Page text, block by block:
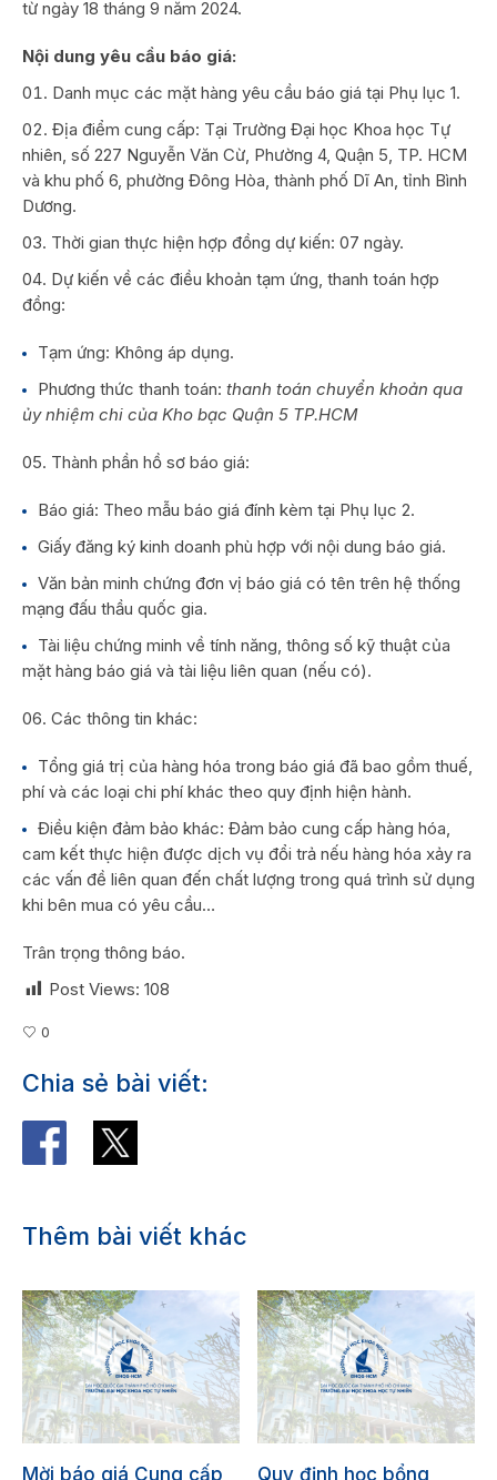
từ ngày 18 tháng 9 năm 2024.
Nội dung yêu cầu báo giá:
Danh mục các mặt hàng yêu cầu báo giá tại Phụ lục 1.
Địa điểm cung cấp: Tại Trường Đại học Khoa học Tự
nhiên, số 227 Nguyễn Văn Cừ, Phường 4, Quận 5, TP. HCM
và khu phố 6, phường Đông Hòa, thành phố Dĩ An, tỉnh Bình
Dương.
Thời gian thực hiện hợp đồng dự kiến: 07 ngày.
Dự kiến về các điều khoản tạm ứng, thanh toán hợp
đồng:
Tạm ứng: Không áp dụng.
Phương thức thanh toán: thanh toán chuyển khoản qua
ủy nhiệm chi của Kho bạc Quận 5 TP.HCM
Thành phần hồ sơ báo giá:
Báo giá: Theo mẫu báo giá đính kèm tại Phụ lục 2.
Giấy đăng ký kinh doanh phù hợp với nội dung báo giá.
Văn bản minh chứng đơn vị báo giá có tên trên hệ thống
mạng đấu thầu quốc gia.
Tài liệu chứng minh về tính năng, thông số kỹ thuật của
mặt hàng báo giá và tài liệu liên quan (nếu có).
Các thông tin khác:
Tổng giá trị của hàng hóa trong báo giá đã bao gồm thuế,
phí và các loại chi phí khác theo quy định hiện hành.
Điều kiện đảm bảo khác: Đảm bảo cung cấp hàng hóa,
cam kết thực hiện được dịch vụ đổi trả nếu hàng hóa xảy ra
các vấn đề liên quan đến chất lượng trong quá trình sử dụng
khi bên mua có yêu cầu…
Trân trọng thông báo.
Post Views: 108
0
Chia sẻ bài viết:
Thêm bài viết khác
Mời báo giá Cung cấp
Quy định học bổng